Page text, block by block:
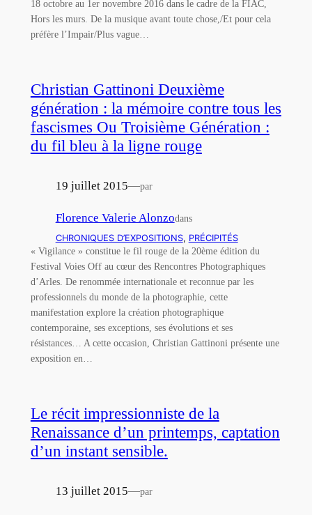
18 octobre au 1er novembre 2016 dans le cadre de la FIAC,
Hors les murs. De la musique avant toute chose,/Et pour cela
préfère l’Impair/Plus vague…
Christian Gattinoni Deuxième
génération : la mémoire contre tous les
fascismes Ou Troisième Génération :
du fil bleu à la ligne rouge
19 juillet 2015—par
Florence Valerie Alonzodans
CHRONIQUES D’EXPOSITIONS, PRÉCIPITÉS
« Vigilance » constitue le fil rouge de la 20ème édition du
Festival Voies Off au cœur des Rencontres Photographiques
d’Arles. De renommée internationale et reconnue par les
professionnels du monde de la photographie, cette
manifestation explore la création photographique
contemporaine, ses exceptions, ses évolutions et ses
résistances… A cette occasion, Christian Gattinoni présente une
exposition en…
Le récit impressionniste de la
Renaissance d’un printemps, captation
d’un instant sensible.
13 juillet 2015—par